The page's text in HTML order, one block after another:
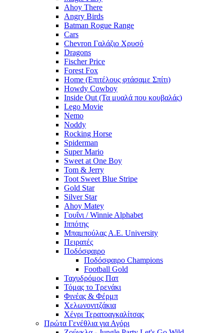
Ahoy There
Angry Birds
Batman Rogue Range
Cars
Chevron Γαλάζιο Χρυσό
Dragons
Fischer Price
Forest Fox
Home (Επιτέλους φτάσαμε Σπίτι)
Howdy Cowboy
Inside Out (Τα μυαλά που κουβαλάς)
Lego Movie
Nemo
Noddy
Rocking Horse
Spiderman
Super Mario
Sweet at One Boy
Tom & Jerry
Toot Sweet Blue Stripe
Gold Star
Silver Star
Ahoy Matey
Γουΐνι / Winnie Alphabet
Ιππότης
Μπαμπούλας Α.Ε. University
Πειρατές
Ποδόσφαιρο
Ποδόσφαιρο Champions
Football Gold
Ταχυδρόμος Πατ
Τόμας το Τρενάκι
Φινέας & Φέρμπ
Χελωνονιτζάκια
Χένρι Τερατοαγκαλίτσας
Πρώτα Γενέθλια για Αγόρι